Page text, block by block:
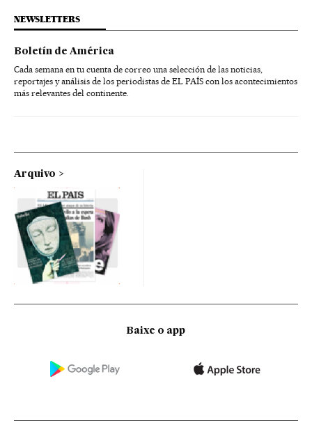
NEWSLETTERS
Boletín de América
Cada semana en tu cuenta de correo una selección de las noticias,
reportajes y análisis de los periodistas de EL PAÍS con los acontecimientos
más relevantes del continente.
Arquivo
Baixe o app